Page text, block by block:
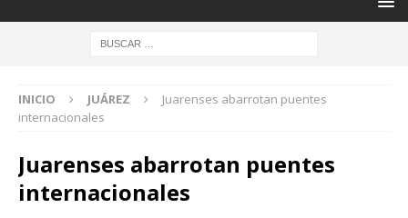
INICIO JUÁREZ
Juarenses abarrotan puentes
internacionales
Juarenses abarrotan puentes
internacionales